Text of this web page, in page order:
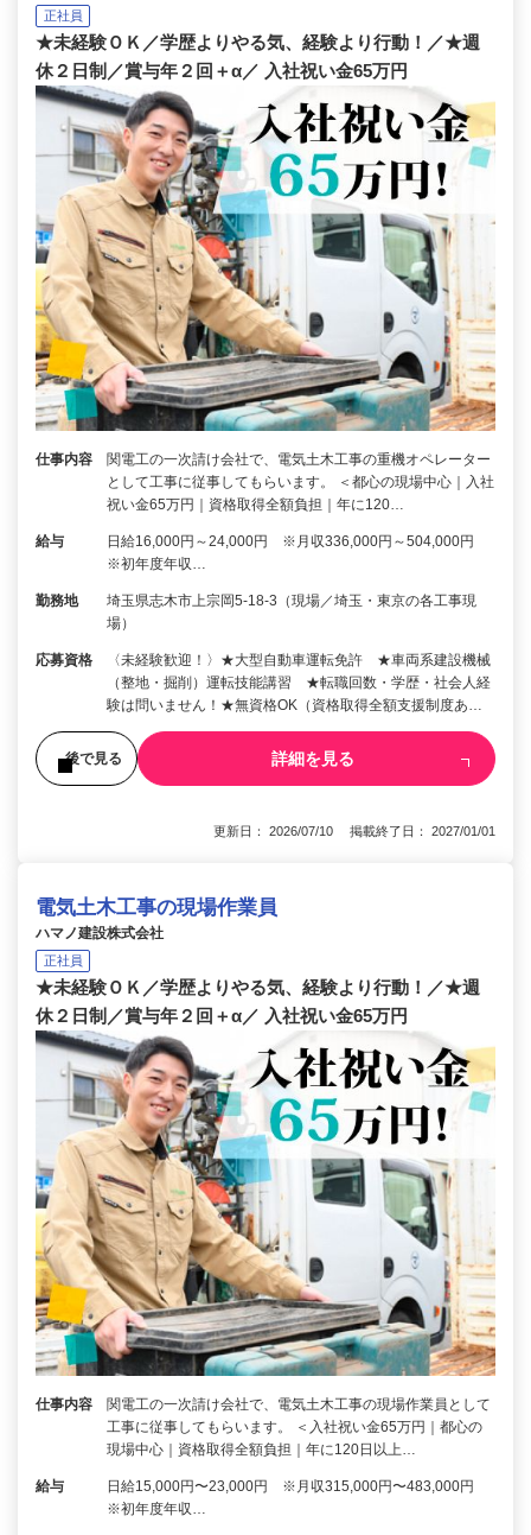
正社員
★未経験ＯＫ／学歴よりやる気、経験より行動！／★週
休２日制／賞与年２回＋α／ 入社祝い金65万円
仕事内容
関電工の一次請け会社で、電気土木工事の重機オペレーター
として工事に従事してもらいます。 ＜都心の現場中心｜入社
祝い金65万円｜資格取得全額負担｜年に120…
給与
日給16,000円～24,000円 ※月収336,000円～504,000円
※初年度年収…
勤務地
埼玉県志木市上宗岡5-18-3（現場／埼玉・東京の各工事現
場）
応募資格
〈未経験歓迎！〉★大型自動車運転免許 ★車両系建設機械
（整地・掘削）運転技能講習 ★転職回数・学歴・社会人経
験は問いません！★無資格OK（資格取得全額支援制度あ…
後で見る 詳細を見る
更新日： 2026/07/10 掲載終了日： 2027/01/01
電気土木工事の現場作業員
ハマノ建設株式会社
正社員
★未経験ＯＫ／学歴よりやる気、経験より行動！／★週
休２日制／賞与年２回＋α／ 入社祝い金65万円
仕事内容
関電工の一次請け会社で、電気土木工事の現場作業員として
工事に従事してもらいます。 ＜入社祝い金65万円｜都心の
現場中心｜資格取得全額負担｜年に120日以上…
給与
日給15,000円〜23,000円 ※月収315,000円〜483,000円
※初年度年収…